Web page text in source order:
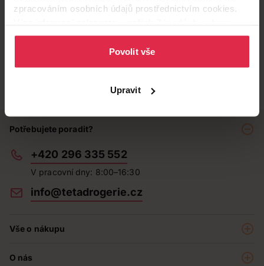
zpracováním osobních údajů prostřednictvím cookies.
osobních údajů.
Povolit vše
Upravit
Potřebujete poradit?
+420 296 335 552
V pracovní dny: 8:00–16:30
info@tetadrogerie.cz
Vše o nákupu
O nás